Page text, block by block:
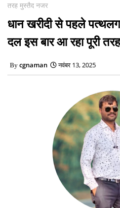
तरह मुस्‍तैद नजर
धान खरीदी से पहले
दल इस बार आ रहा पूरी
cgnaman नवंबर 13, 2025